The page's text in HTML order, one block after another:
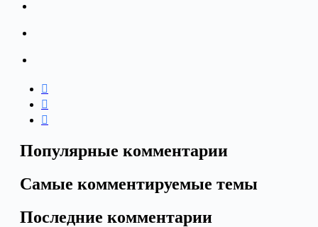
Популярные комментарии
Самые комментируемые темы
Последние комментарии